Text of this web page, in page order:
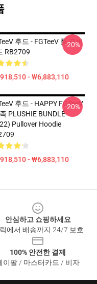
후드 - FGTeeV 풀 오버
RB2709
- ₩6,883,110
-20%
후드 - HAPPY FGTeeV
PLUSHIE BUNDLE
Pullover Hoodie
- ₩6,883,110
-20%
안심하고 쇼핑하세요
에서 배송까지 24/7 보호
100% 안전한 결제
이팔 / 마스터카드 / 비자